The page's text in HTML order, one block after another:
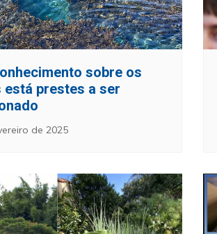
sobre os
está prestes a ser
de 2025